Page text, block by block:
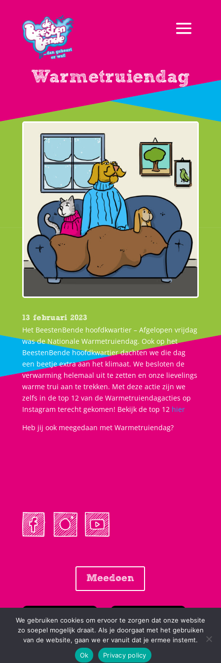
Warmetruiendag
13 februari 2023
Het BeestenBende hoofdkwartier – Afgelopen vrijdag
was de Nationale Warmetruiendag. Ook op het
BeestenBende hoofdkwartier dachten we die dag
een beetje extra aan het klimaat. We besloten de
verwarming helemaal uit te zetten en onze lievelings
warme trui aan te trekken. Met deze actie zijn we
zelfs in de top 12 van de Warmetruiendagacties op
Instagram terecht gekomen! Bekijk de top 12 hier
Heb jij ook meegedaan met Warmetruiendag?
Meedoen
We gebruiken cookies om ervoor te zorgen dat onze website
zo soepel mogelijk draait. Als je doorgaat met het gebruiken
van de website, gaan we er vanuit dat je ermee instemt.
Ok
Privacy policy